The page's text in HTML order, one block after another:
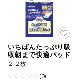
いちばんたっぷり吸
収朝まで快適パッド
２２枚
(0)